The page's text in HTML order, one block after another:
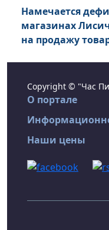
Намечается
магазинах
на продажу
Copyright © "Час
О портале
Наши цены